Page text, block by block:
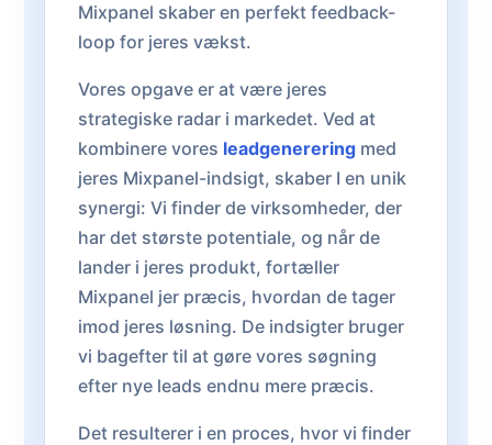
Mixpanel skaber en perfekt feedback-
loop for jeres vækst.
Vores opgave er at være jeres
strategiske radar i markedet. Ved at
kombinere vores leadgenerering med
jeres Mixpanel-indsigt, skaber I en unik
synergi: Vi finder de virksomheder, der
har det største potentiale, og når de
lander i jeres produkt, fortæller
Mixpanel jer præcis, hvordan de tager
imod jeres løsning. De indsigter bruger
vi bagefter til at gøre vores søgning
efter nye leads endnu mere præcis.
Det resulterer i en proces, hvor vi finder